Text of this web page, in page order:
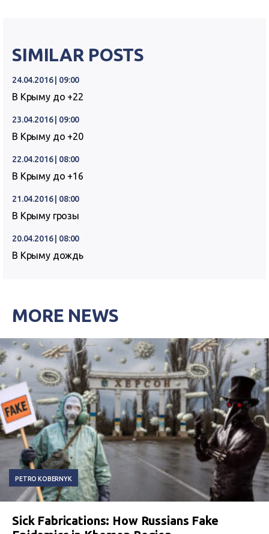
SIMILAR POSTS
24.04.2016 | 09:00
В Крыму до +22
23.04.2016 | 09:00
В Крыму до +20
22.04.2016 | 08:00
В Крыму до +16
21.04.2016 | 08:00
В Крыму грозы
20.04.2016 | 08:00
В Крыму дождь
MORE NEWS
PETRO KOBERNYK
Sick Fabrications: How Russians Fake